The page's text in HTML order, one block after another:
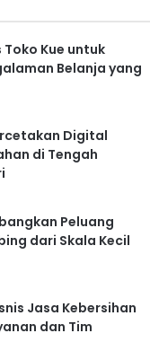
Toko Kue untuk
Belanja yang
Digital
di Tengah
Peluang
dari Skala Kecil
Jasa Kebersihan
dan Tim